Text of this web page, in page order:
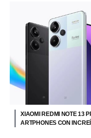
XIAOMI REDMI NOTE 13
ARTPHONES CON